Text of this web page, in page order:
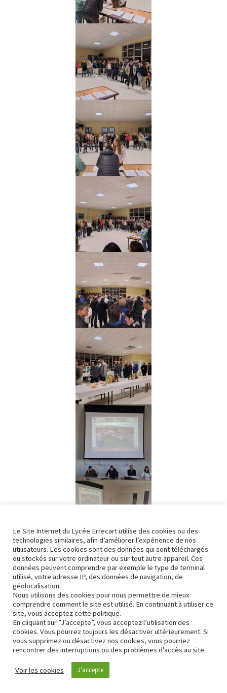
Semaine thématique conduite -
Le Site Internet du Lycée Errecart utilise des cookies ou des
technologies similaires, afin d’améliorer l’expérience de nos
utilisateurs. Les cookies sont des données qui sont téléchargés
ou stockés sur votre ordinateur ou sur tout autre appareil. Ces
données peuvent comprendre par exemple le type de terminal
utilisé, votre adresse IP, des données de navigation, de
géolocalisation.
Nous utilisons des cookies pour nous permettre de mieux
comprendre comment le site est utilisé. En continuant à utiliser ce
site, vous acceptez cette politique.
En cliquant sur ”J’accepte”, vous acceptez l’utilisation des
cookies. Vous pourrez toujours les désactiver ultérieurement. Si
vous supprimez ou désactivez nos cookies, vous pourriez
rencontrer des interruptions ou des problèmes d’accès au site.
Voir les cookies J’accepte